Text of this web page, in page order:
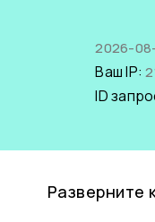
2026-
Ваш IP:
ID
Разверните